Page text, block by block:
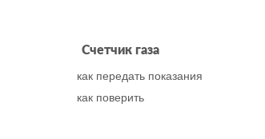
Счетчик газа
как передать показания
как поверить